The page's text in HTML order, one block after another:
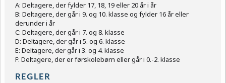
A: Deltagere, der fylder 17, 18, 19 eller 20 år i år
B: Deltagere, der går i 9. og 10. klasse og fylder 16 år eller
derunder i år
C: Deltagere, der går i 7. og 8. klasse
D: Deltagere, der går i 5. og 6. klasse
E: Deltagere, der går i 3. og 4. klasse
F: Deltagere, der er førskolebørn eller går i 0.-2. klasse
REGLER